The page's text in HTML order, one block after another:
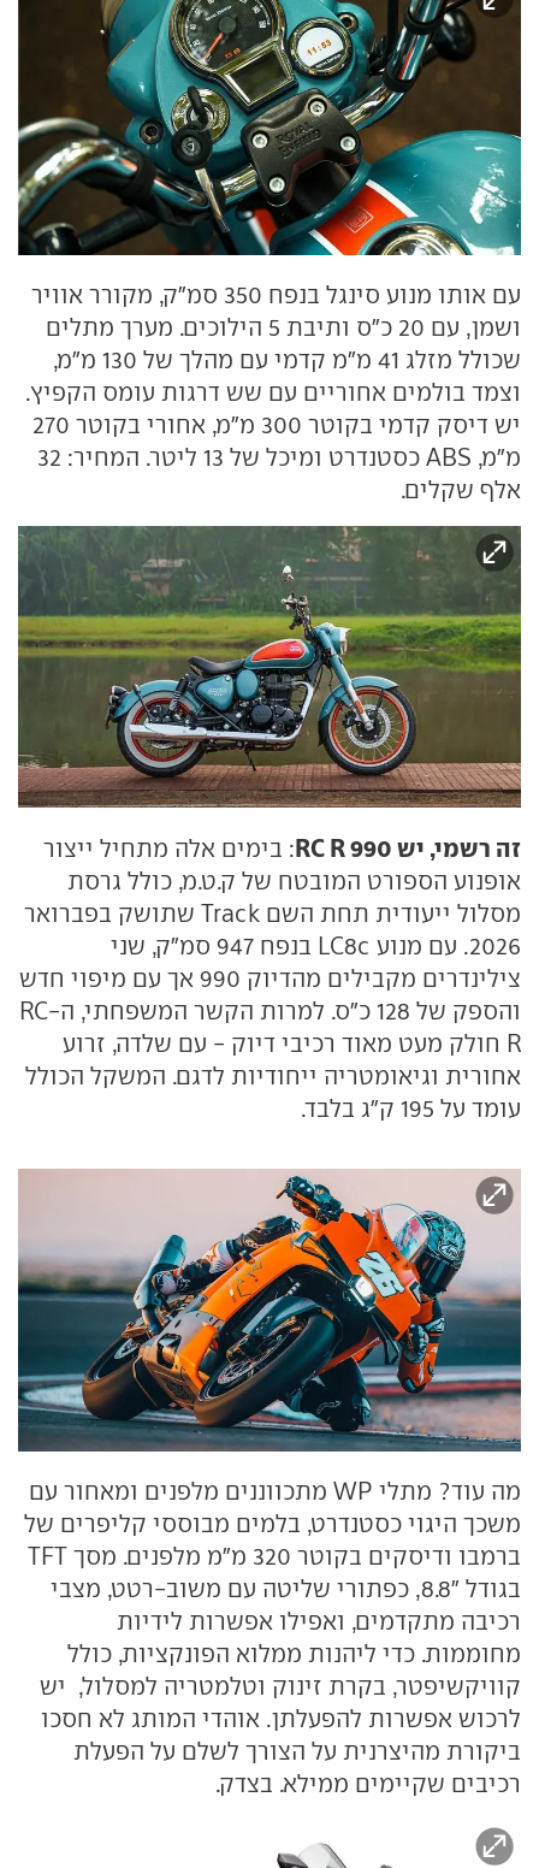
עם אותו מנוע סינגל בנפח 350 סמ״ק, מקורר אוויר
ושמן, עם 20 כ״ס ותיבת 5 הילוכים. מערך מתלים
שכולל מזלג 41 מ״מ קדמי עם מהלך של 130 מ״מ,
וצמד בולמים אחוריים עם שש דרגות עומס הקפיץ.
יש דיסק קדמי בקוטר 300 מ״מ, אחורי בקוטר 270
מ״מ, ABS כסטנדרט ומיכל של 13 ליטר. המחיר: 32
אלף שקלים.
זה רשמי, יש 990 RC R
: בימים אלה מתחיל ייצור
אופנוע הספורט המובטח של ק.ט.מ, כולל גרסת
מסלול ייעודית תחת השם Track שתושק בפברואר
2026. עם מנוע LC8c בנפח 947 סמ״ק, שני
צילינדרים מקבילים מהדיוק 990 אך עם מיפוי חדש
והספק של 128 כ״ס. למרות הקשר המשפחתי, ה-RC
R חולק מעט מאוד רכיבי דיוק - עם שלדה, זרוע
אחורית וגיאומטריה ייחודיות לדגם. המשקל הכולל
עומד על 195 ק״ג בלבד.
מה עוד? מתלי WP מתכווננים מלפנים ומאחור עם
משכך היגוי כסטנדרט, בלמים מבוססי קליפרים של
ברמבו ודיסקים בקוטר 320 מ״מ מלפנים. מסך TFT
בגודל "8.8, כפתורי שליטה עם משוב-רטט, מצבי
רכיבה מתקדמים, ואפילו אפשרות לידיות
מחוממות. כדי ליהנות ממלוא הפונקציות, כולל
קוויקשיפטר, בקרת זינוק וטלמטריה למסלול, יש
לרכוש אפשרות להפעלתן. אוהדי המותג לא חסכו
ביקורת מהיצרנית על הצורך לשלם על הפעלת
רכיבים שקיימים ממילא. בצדק.